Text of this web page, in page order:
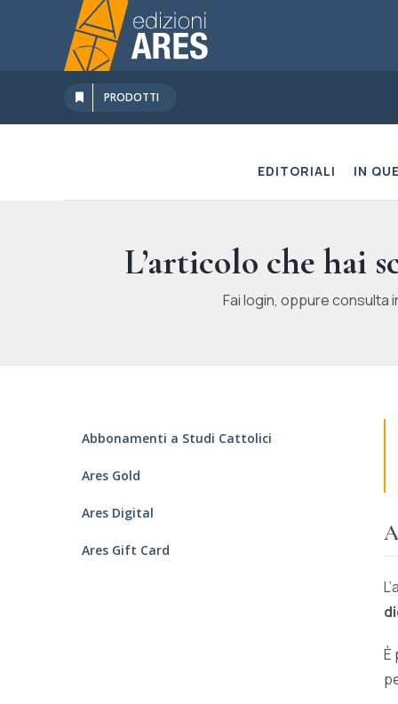
contenuto
PRODOTTI
EDITORIALI IN
L’articolo che hai
Fai login, oppure consulta
È
Abbonamenti a Studi Cattolici
Ares Gold
Ares Digital
Ares Gift Card